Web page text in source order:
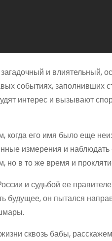
и влиятельный,
событиях, заполнивших
интерес и вызывают
когда его имя было еще
измерения и
но в то же время и
и судьбой ее
будущее, он пытался
сквозь бабы,